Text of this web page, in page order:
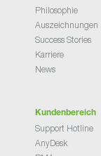
Philosophie
Auszeichnungen
Success Stories
Karriere
News
Kundenbereich
Support Hotline
AnyDesk